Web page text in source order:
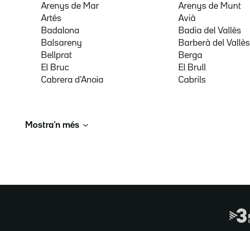
Arenys de Mar
Arenys de Munt
Artés
Avià
Badalona
Badia del Vallès
Balsareny
Barberà del Vallès
Bellprat
Berga
El Bruc
El Brull
Cabrera d'Anoia Cabrils
Mostra’n més